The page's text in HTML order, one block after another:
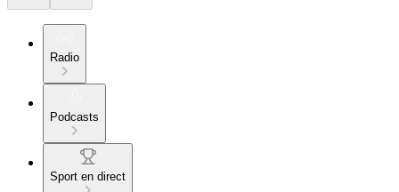
Radio
Podcasts
Sport en direct